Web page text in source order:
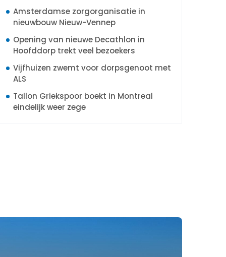
Amsterdamse zorgorganisatie in
nieuwbouw Nieuw-Vennep
Opening van nieuwe Decathlon in
Hoofddorp trekt veel bezoekers
Vijfhuizen zwemt voor dorpsgenoot met
ALS
Tallon Griekspoor boekt in Montreal
eindelijk weer zege